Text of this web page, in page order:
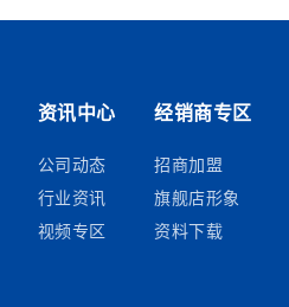
资讯中心
公司动态
行业资讯
视频专区
经销商专区
招商加盟
旗舰店形象
资料下载